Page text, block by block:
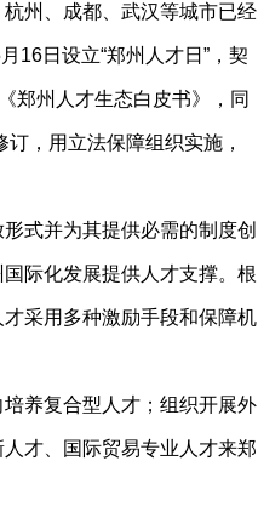
州、成都、武汉等城市已经
16日设立“郑州人才日”，契
郑州人才生态白皮书》，同
，用立法保障组织实施，
式并为其提供必需的制度创
际化发展提供人才支撑。根
采用多种激励手段和保障机
养复合型人才；组织开展外
才、国际贸易专业人才来郑